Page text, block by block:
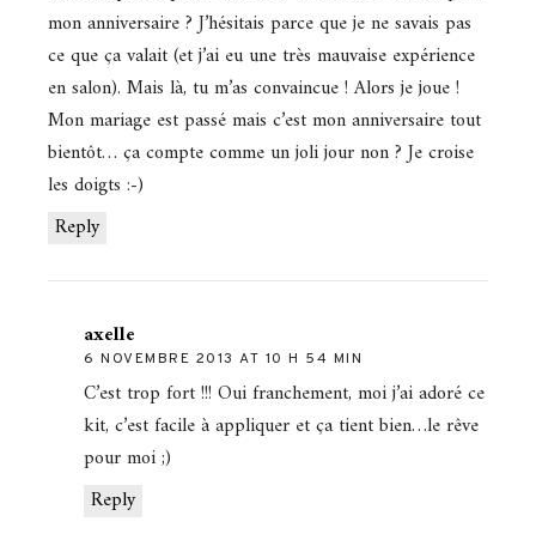
Reply
mon anniversaire ? J’hésitais parce que je ne savais pas
ce que ça valait (et j’ai eu une très mauvaise expérience
en salon). Mais là, tu m’as convaincue ! Alors je joue !
Mon mariage est passé mais c’est mon anniversaire tout
bientôt… ça compte comme un joli jour non ? Je croise
les doigts :-)
axelle
6 NOVEMBRE 2013 AT 10 H 54 MIN
Reply
C’est trop fort !!! Oui franchement, moi j’ai adoré ce
kit, c’est facile à appliquer et ça tient bien…le rêve
pour moi ;)